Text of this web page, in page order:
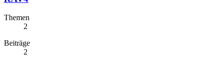
Themen
2
Beiträge
2